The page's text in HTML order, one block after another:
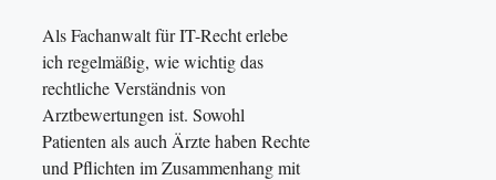
Als Fachanwalt für IT-Recht erlebe
ich regelmäßig, wie wichtig das
rechtliche Verständnis von
Arztbewertungen ist. Sowohl
Patienten als auch Ärzte haben Rechte
und Pflichten im Zusammenhang mit